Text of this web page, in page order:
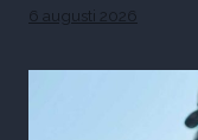
6 augusti 2026